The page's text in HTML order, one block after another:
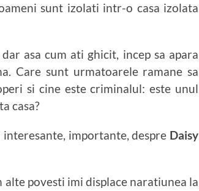
sunt izolati intr-o casa izolata
asa cum ati ghicit, incep sa apara
Care sunt urmatoarele ramane sa
si cine este criminalul: este unul
casa?
importante, despre Daisy
alte povesti imi displace naratiunea la